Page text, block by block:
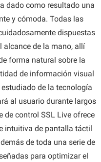
dado como resultado una
y cómoda. Todas las
dispuestas
alcance de la mano, allí
forma natural sobre la
de información visual
de la tecnología
al usuario durante largos
de control SSL Live ofrece
intuitiva de pantalla táctil
de toda una serie de
para optimizar el